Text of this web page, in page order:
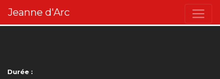
Jeanne d'Arc
Durée :